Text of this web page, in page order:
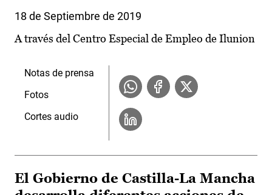
18 de Septiembre de 2019
A través del Centro Especial de Empleo de Ilunion
Notas de prensa
Fotos
Cortes audio
El Gobierno de Castilla-La Mancha